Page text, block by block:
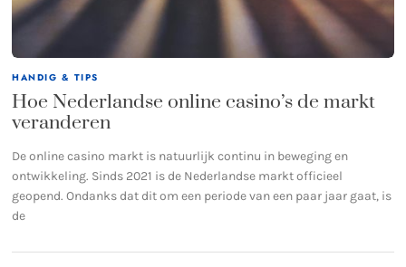
HANDIG & TIPS
Hoe Nederlandse online casino’s de markt
veranderen
De online casino markt is natuurlijk continu in beweging en
ontwikkeling. Sinds 2021 is de Nederlandse markt officieel
geopend. Ondanks dat dit om een periode van een paar jaar gaat, is
de